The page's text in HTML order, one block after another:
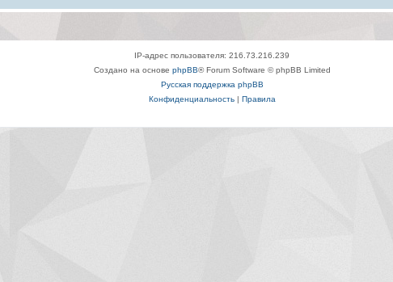
IP-адрес пользователя: 216.73.216.239
Создано на основе phpBB® Forum Software © phpBB Limited
Русская поддержка phpBB
Конфиденциальность| Правила